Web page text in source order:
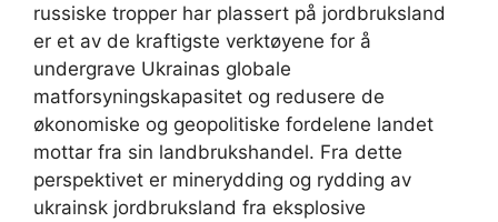
russiske tropper har plassert på jordbruksland
er et av de kraftigste verktøyene for å
undergrave Ukrainas globale
matforsyningskapasitet og redusere de
økonomiske og geopolitiske fordelene landet
mottar fra sin landbrukshandel. Fra dette
perspektivet er minerydding og rydding av
ukrainsk jordbruksland fra eksplosive